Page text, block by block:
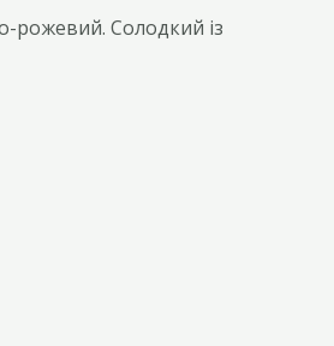
рожевий. Солодкий із